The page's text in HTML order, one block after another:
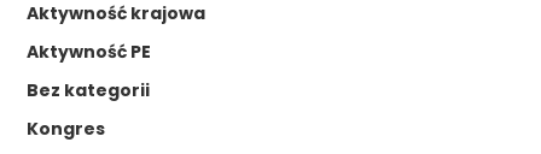
Aktywność krajowa
Aktywność PE
Bez kategorii
Kongres